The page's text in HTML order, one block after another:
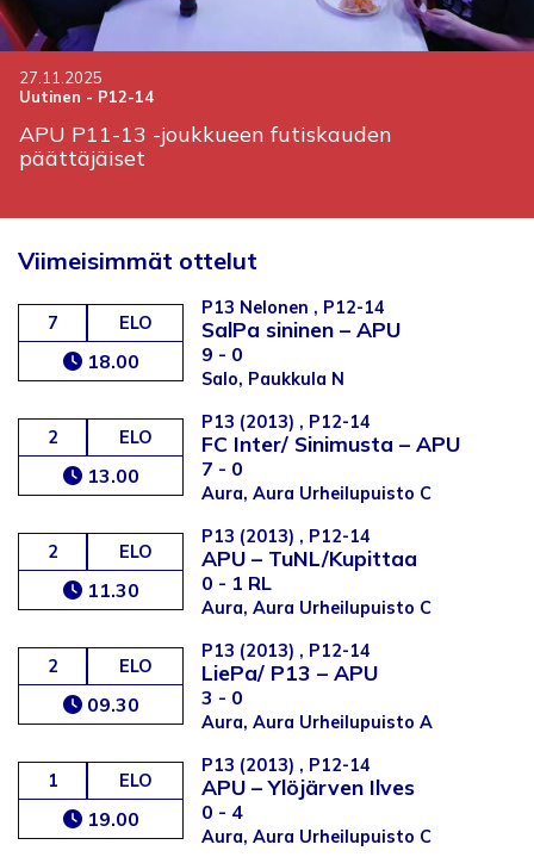
27.11.2025
Uutinen - P12-14
APU P11-13 -joukkueen futiskauden
päättäjäiset
Viimeisimmät ottelut
7 ELO
18.00
P13 Nelonen , P12-14
SalPa sininen –APU
9 - 0
Salo, Paukkula N
2 ELO
13.00
P13 (2013) , P12-14
FC Inter/ Sinimusta –APU
7 - 0
Aura, Aura Urheilupuisto C
2 ELO
11.30
P13 (2013) , P12-14
APU – TuNL/Kupittaa
0 - 1 RL
Aura, Aura Urheilupuisto C
2 ELO
09.30
P13 (2013) , P12-14
LiePa/ P13 –APU
3 - 0
Aura, Aura Urheilupuisto A
1 ELO
19.00
P13 (2013) , P12-14
APU –Ylöjärven Ilves
0 - 4
Aura, Aura Urheilupuisto C